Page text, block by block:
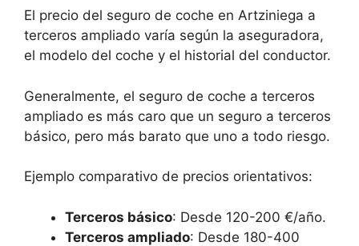
El precio del seguro de coche en Artziniega a
terceros ampliado varía según la aseguradora,
el modelo del coche y el historial del conductor.
Generalmente, el seguro de coche a terceros
ampliado es más caro que un seguro a terceros
básico, pero más barato que uno a todo riesgo.
Ejemplo comparativo de precios orientativos:
Terceros básico: Desde 120-200 €/año.
Terceros ampliado: Desde 180-400